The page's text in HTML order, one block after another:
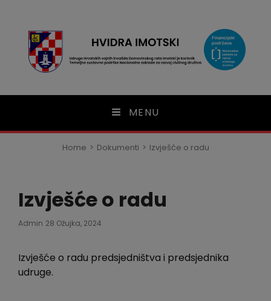
HVIDRA Imotski
MENU
Home > Dokumenti > Izvješće o radu
Izvješće o radu
Admin Posted
28 Ožujka, 2024
Izvješće o radu predsjedništva i predsjednika
udruge.